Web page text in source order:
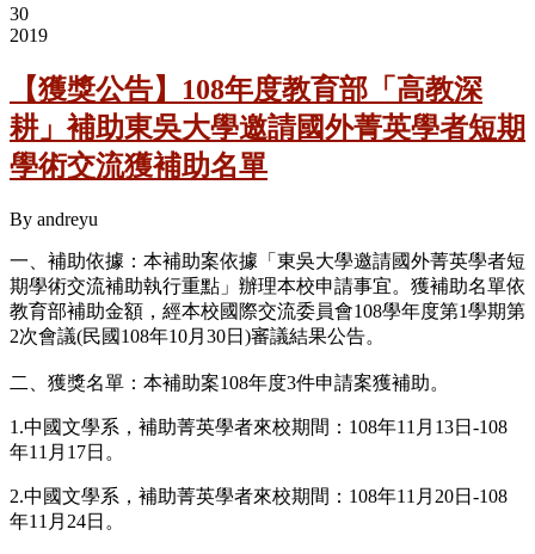
30
2019
【獲獎公告】108年度教育部「高教深
耕」補助東吳大學邀請國外菁英學者短期
學術交流獲補助名單
By andreyu
一、補助依據：本補助案依據「東吳大學邀請國外菁英學者短
期學術交流補助執行重點」辦理本校申請事宜。獲補助名單依
教育部補助金額，經本校國際交流委員會108學年度第1學期第
2次會議(民國108年10月30日)審議結果公告。
二、獲獎名單：本補助案108年度3件申請案獲補助。
1.中國文學系，補助菁英學者來校期間：108年11月13日-108
年11月17日。
2.中國文學系，補助菁英學者來校期間：108年11月20日-108
年11月24日。